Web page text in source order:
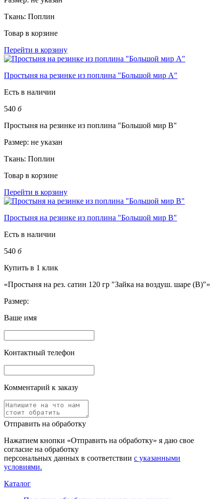
Ткань: Поплин
Товар в корзине
Перейти в корзину
Простыня на резинке из поплина "Большой мир А"
Есть в наличии
540 б
Простыня на резинке из поплина "Большой мир В"
Размер: не указан
Ткань: Поплин
Товар в корзине
Перейти в корзину
Простыня на резинке из поплина "Большой мир В"
Есть в наличии
540 б
Купить в 1 клик
«Простыня на рез. сатин 120 гр "Зайка на воздуш. шаре (В)"»
Размер:
Ваше имя
Контактный телефон
Комментарий к заказу
Отправить на обработку
Нажатием кнопки «Отправить на обработку» я даю свое
согласие на обработку
персональных данных в соответствии с указанными
условиями.
Каталог